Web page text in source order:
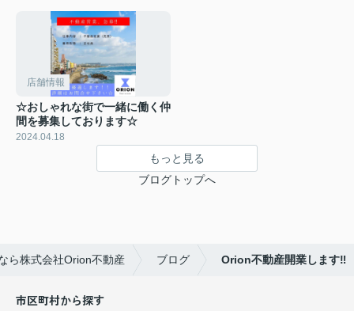
店舗情報
☆おしゃれな街で一緒に働く仲
間を募集しております☆
2024.04.18
もっと見る
ブログトップへ
ら株式会社Orion不動産 ブログ Orion不動産開業します‼
市区町村から探す